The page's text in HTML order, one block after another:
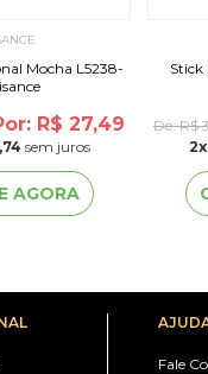
Mocha L5238-
R$ 27,49
sem juros
AGORA
De:R$
2x
Fale